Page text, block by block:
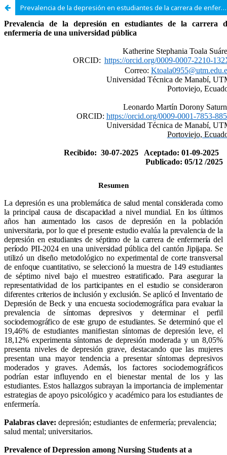
Prevalencia de la depresión en estudiantes de la carrera de enfermería de una universidad pública